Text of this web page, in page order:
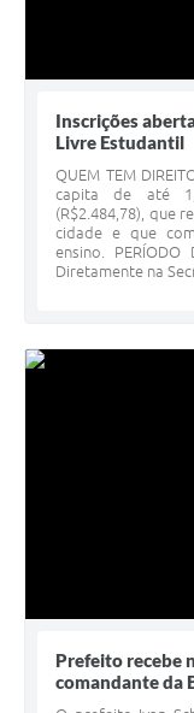
Inscrições
Livre Estudantil
QUEM TEM
capita de até
(R$2.484,78), que
cidade e que
ensino.
Diretamente na
Prefeito recebe
comandante da